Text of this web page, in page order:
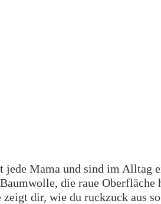
Mama und sind im
die raue
dir, wie du ruckzuck aus